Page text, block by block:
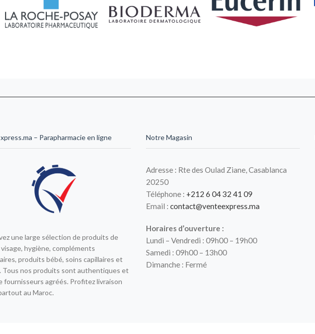
– Parapharmacie en ligne
une large sélection de produits de
hygiène, compléments
produits bébé, soins capillaires et
Tous nos produits sont authentiques et
fournisseurs agréés. Profitez livraison
au Maroc.
Notre Magasin
Adresse : Rte des Oulad Ziane, Casablanca
20250
Téléphone : +212 6 04 32 41 09
Email : contact@venteexpress.ma
Horaires d’ouverture :
Lundi – Vendredi : 09h00 – 19h00
Samedi : 09h00 – 13h00
Dimanche : Fermé